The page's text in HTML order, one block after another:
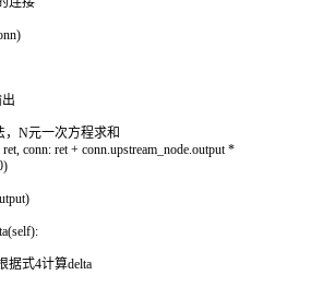
)
，N元一次方程求和
ret, conn: ret + conn.upstream_node.output *
)
)
(self):
式4计算delta